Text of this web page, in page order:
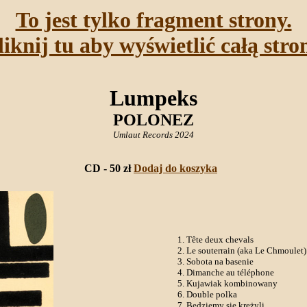
To jest tylko fragment strony.
tu aby wyświetlić całą
Lumpeks
POLONEZ
Umlaut Records 2024
CD - 50 złDodaj do koszyka
Tête deux chevals
Le souterrain (aka Le Chmoulet)
Sobota na basenie
Dimanche au téléphone
Kujawiak kombinowany
Double polka